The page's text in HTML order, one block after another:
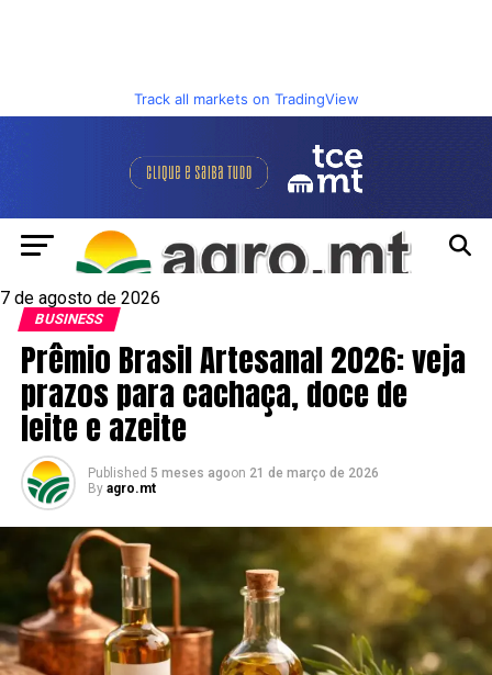
Track all markets on TradingView
7 de agosto de 2026
BUSINESS
Prêmio Brasil Artesanal 2026: veja
prazos para cachaça, doce de
leite e azeite
Published 5 meses agoon 21 de março de 2026
By agro.mt